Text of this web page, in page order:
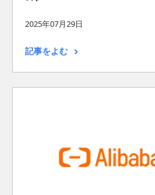
2025年07月29日
記事をよむ